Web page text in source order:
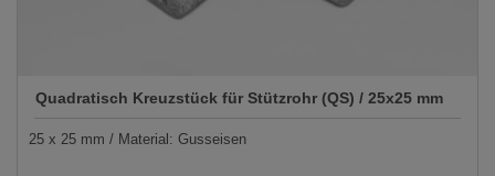
Quadratisch Kreuzstück für Stützrohr (QS) / 25x25 mm
25 x 25 mm / Material: Gusseisen